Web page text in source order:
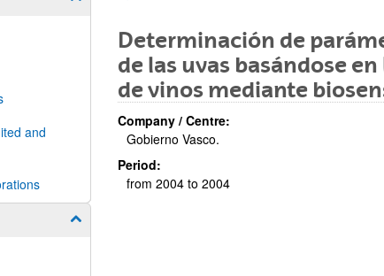
and
Show/hide subpages
Determinación de
de las uvas basándose
de vinos mediante
Company / Centre:
Gobierno Vasco.
Period:
from 2004 to 2004